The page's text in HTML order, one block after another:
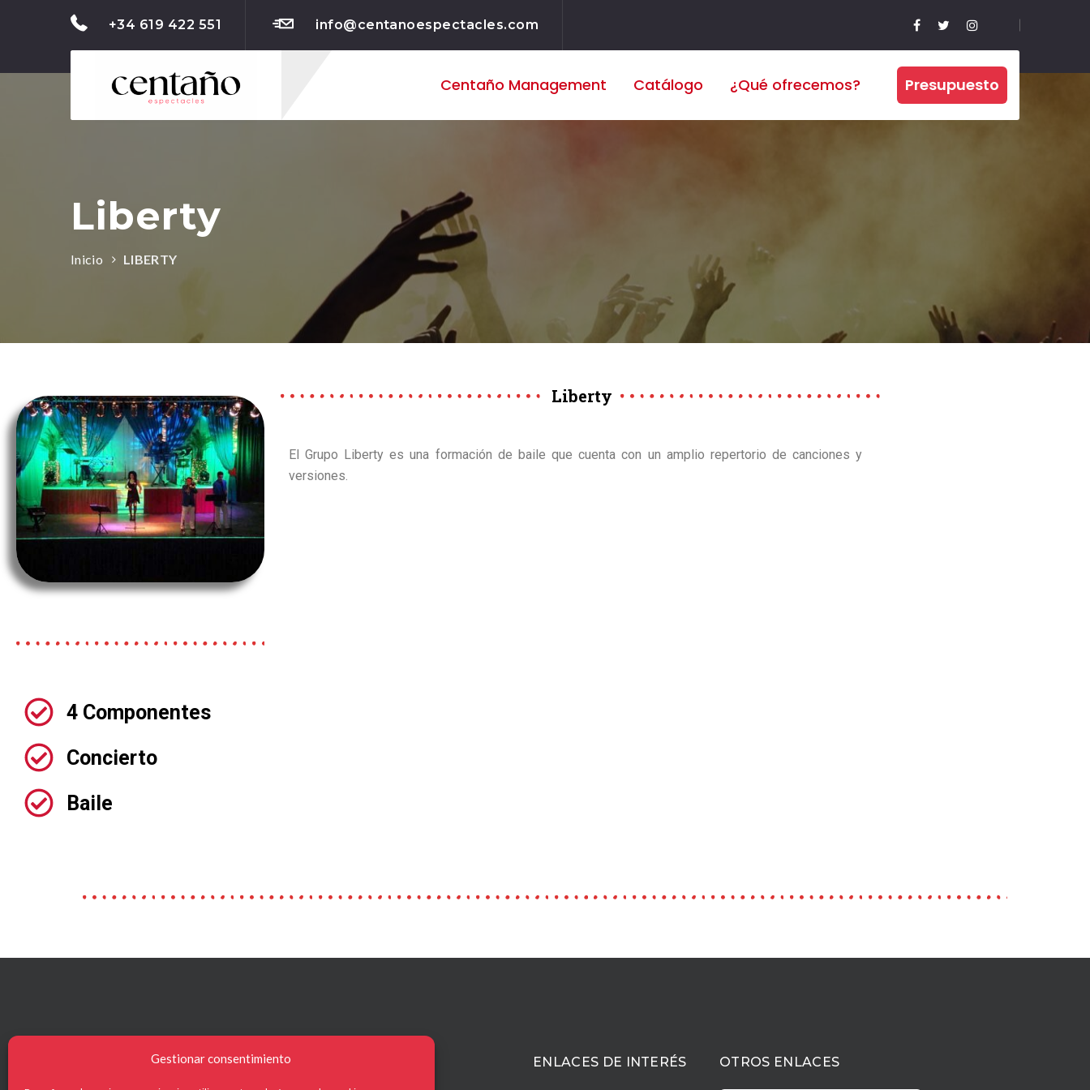
Gestionar consentimiento
+34 619 422 551 info@centanoespectacles.com
Centaño Management Catálogo ¿Qué ofrecemos? Presupuesto
Liberty
Inicio LIBERTY
4 Componentes
Concierto
Baile
Liberty
El Grupo Liberty es una formación de baile que cuenta con un amplio repertorio de canciones y
versiones.
ENLACES DE INTERÉS OTROS ENLACES